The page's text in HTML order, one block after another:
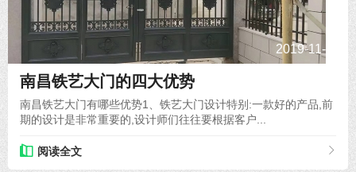
2019-11-18
南昌铁艺大门的四大优势
南昌铁艺大门有哪些优势1、铁艺大门设计特别:一款好的产品,前
期的设计是非常重要的,设计师们往往要根据客户...
阅读全文